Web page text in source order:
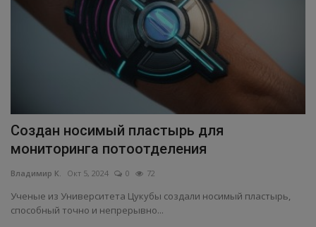
Создан носимый пластырь для
мониторинга потоотделения
Владимир К. Окт 5, 2024 0 72
Ученые из Университета Цукубы создали носимый пластырь,
способный точно и непрерывно...